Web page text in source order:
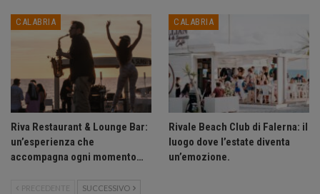
CALABRIA
Riva Restaurant & Lounge Bar:
un’esperienza che
accompagna ogni momento…
CALABRIA
Rivale Beach Club di Falerna: il
luogo dove l’estate diventa
un’emozione.
PRECEDENTE SUCCESSIVO